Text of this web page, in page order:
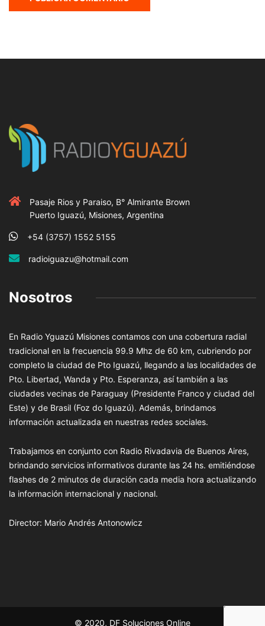
Pasaje Rios y Paraiso, B° Almirante Brown
Puerto Iguazú, Misiones, Argentina
+54 (3757) 1552 5155
radioiguazu@hotmail.com
Nosotros
En Radio Yguazú Misiones contamos con una cobertura radial
tradicional en la frecuencia 99.9 Mhz de 60 km, cubriendo por
completo la ciudad de Pto Iguazú, llegando a las localidades de
Pto. Libertad, Wanda y Pto. Esperanza, así también a las
ciudades vecinas de Paraguay (Presidente Franco y ciudad del
Este) y de Brasil (Foz do Iguazú). Además, brindamos
información actualizada en nuestras redes sociales.
Trabajamos en conjunto con Radio Rivadavia de Buenos Aires,
brindando servicios informativos durante las 24 hs. emitiéndose
flashes de 2 minutos de duración cada media hora actualizando
la información internacional y nacional.
Director: Mario Andrés Antonowicz
© 2020, DF Soluciones Online